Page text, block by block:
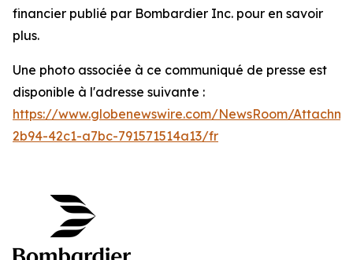
financier publié par Bombardier Inc. pour en savoir
plus.
Une photo associée à ce communiqué de presse est
disponible à l'adresse suivante :
https://www.globenewswire.com/NewsRoom/
2b94-42c1-a7bc-791571514a13/fr